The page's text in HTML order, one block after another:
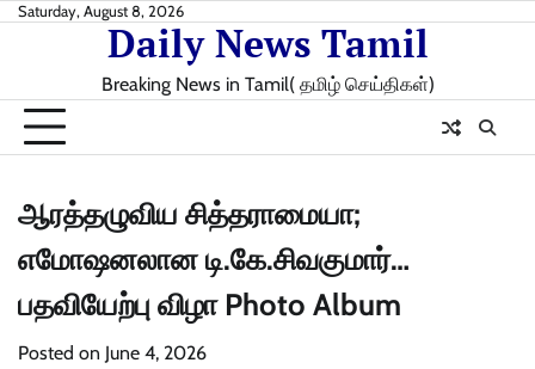
SkipSaturday, August 8, 2026
Daily News Tamil
Breaking News in Tamil( தமிழ் செய்திகள்)
ஆரத்தழுவிய சித்தராமையா;
எமோஷனலான டி.கே.சிவகுமார்…
பதவியேற்பு விழா Photo Album
Posted on June 4, 2026